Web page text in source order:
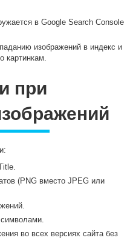
в Google Search Console
изображений в индекс и
картинкам.
при
(PNG вместо JPEG или
во всех версиях сайта без